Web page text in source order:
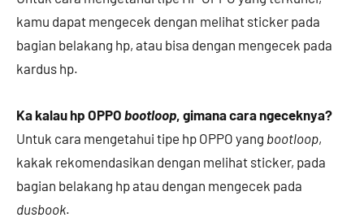
kamu dapat mengecek dengan melihat sticker pada
bagian belakang hp, atau bisa dengan mengecek pada
kardus hp.
Ka kalau hp OPPO bootloop, gimana cara ngeceknya?
Untuk cara mengetahui tipe hp OPPO yang bootloop,
kakak rekomendasikan dengan melihat sticker, pada
bagian belakang hp atau dengan mengecek pada
dusbook.